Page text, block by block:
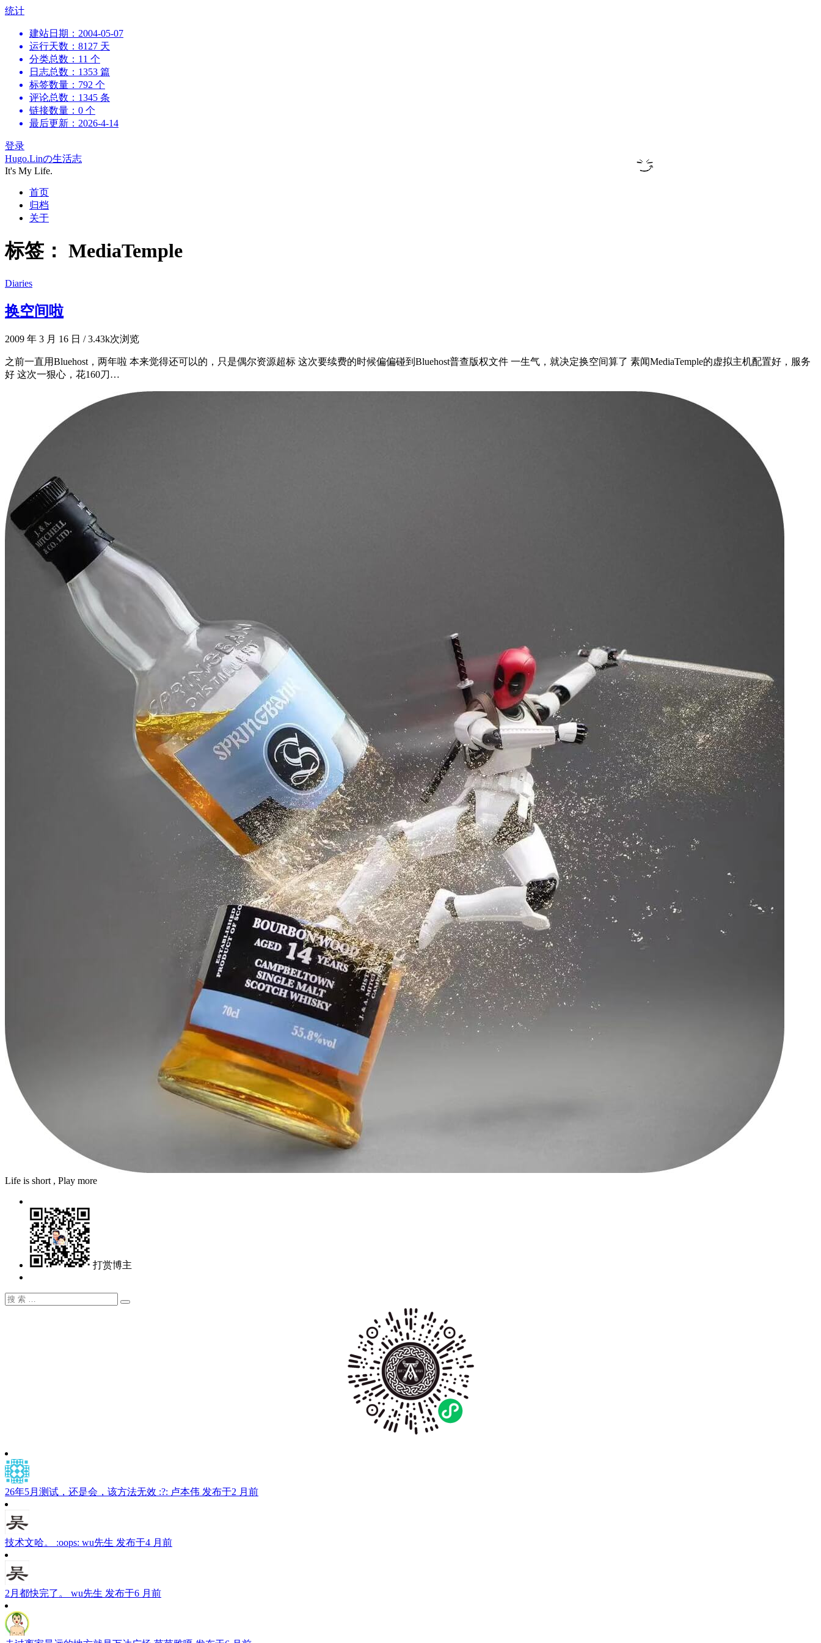
跳
统计
建站日期：2004-05-07
运行天数：8127 天
分类总数：11 个
日志总数：1353 篇
标签数量：792 个
评论总数：1345 条
链接数量：0 个
最后更新：2026-4-14
登录
Hugo.Linの生活志
It's My Life.
首页
归档
关于
标签： MediaTemple
Diaries
换空间啦
2009 年 3 月 16 日 /3.43k次浏览
之前一直用Bluehost，两年啦 本来觉得还可以的，只是偶尔资源超标 这次要续费的时候偏偏碰到Bluehost普查版权文件 一生气，就决定换空间算了 素闻MediaTemple的虚拟主机配置好，服务
好 这次一狠心，花160刀…
Life is short , Play more
打赏博主
搜
搜
26年5月测试，还是会，该方法无效 :?: 卢本伟 发布于2 月前
技术文哈。 :oops: wu先生 发布于4 月前
2月都快完了。 wu先生 发布于6 月前